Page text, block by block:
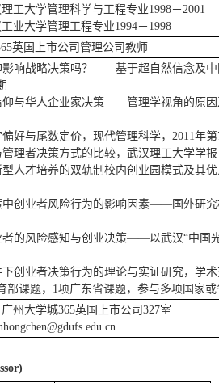
工大学管理科学与工程专业1998－2001
业大学管理工程专业1994－1998
英国上市公司管理公司教师
影响战略决策吗？——基于超自然信念及
仰与华人企业家决策——管理学视角的原因
好与尾数定价，现代管理科学，2011年
理者决策方式的比较，武汉理工大学学
人才培养的双轨制校内创业园模式及其
中创业者风险行为的影响因素——国外研究
者的风险感知与创业决策——以武汉“中国
创业者决策行为的理论与实证研究，学
部课题，1项广东省课题，参与多项国家
州大学城365英国上市公司327室